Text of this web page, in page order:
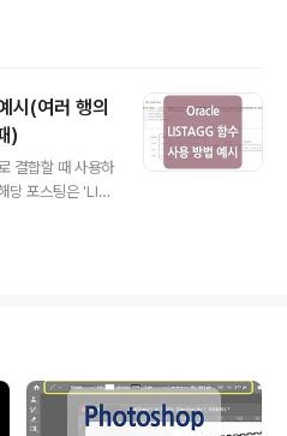
팅에서는 서브
정리하는 과정에
다고 느꼈는데
SQL 구문 자체
, '중첩 서브쿼리
니다.때..
시(여러 행의
)
결합할 때 사용하
당 포스팅은 'LIS
스에서 그룹별
는 여러 행의
함수를
대신
습니다.) * 아래